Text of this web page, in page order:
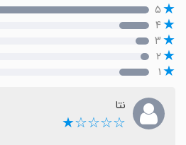
۵
۴
۳
۲
۱
نتا
☆☆☆☆★